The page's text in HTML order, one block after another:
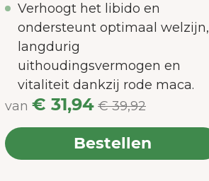
Verhoogt het libido en
ondersteunt optimaal welzijn,
langdurig
uithoudingsvermogen en
vitaliteit dankzij rode maca.
van € 31,94 € 39,92
Bestellen